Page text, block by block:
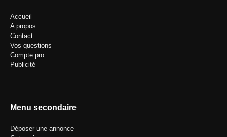
Accueil
A propos
Contact
Vos questions
Compte pro
Publicité
Menu secondaire
Déposer une annonce